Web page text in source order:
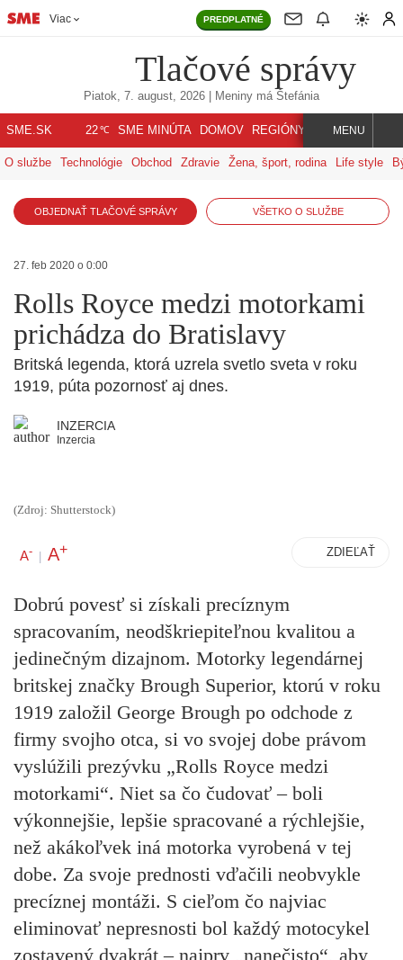
Viac PREDPLATNÉ
Tlačové správy
Piatok, 7. august, 2026 | Meniny má Štefánia
SME.SK 22℃ SME MINÚTA DOMOV REGIÓNY INDEX SVET
MENU
O službe Technológie Obchod Zdravie Žena, šport, rodina Life style
OBJEDNAŤ TLAČOVÉ SPRÁVY VŠETKO O SLUŽBE
27. feb 2020 o 0:00
Rolls Royce medzi motorkami
prichádza do Bratislavy
Britská legenda, ktorá uzrela svetlo sveta v roku
1919, púta pozornosť aj dnes.
INZERCIA
Inzercia
(Zdroj: Shutterstock)
A- | A+ ZDIEĽAŤ
Dobrú povesť si získali precíznym
spracovaním, neodškriepiteľnou kvalitou a
jedinečným dizajnom. Motorky legendárnej
britskej značky Brough Superior, ktorú v roku
1919 založil George Brough po odchode z
firmy svojho otca, si vo svojej dobe právom
vyslúžili prezývku „Rolls Royce medzi
motorkami“. Niet sa čo čudovať – boli
výkonnejšie, lepšie spracované a rýchlejšie,
než akákoľvek iná motorka vyrobená v tej
dobe. Za svoje prednosti vďačili neobvykle
precíznej montáži. S cieľom čo najviac
eliminovať nepresnosti bol každý motocykel
zostavený dvakrát – najprv „nanečisto“, aby